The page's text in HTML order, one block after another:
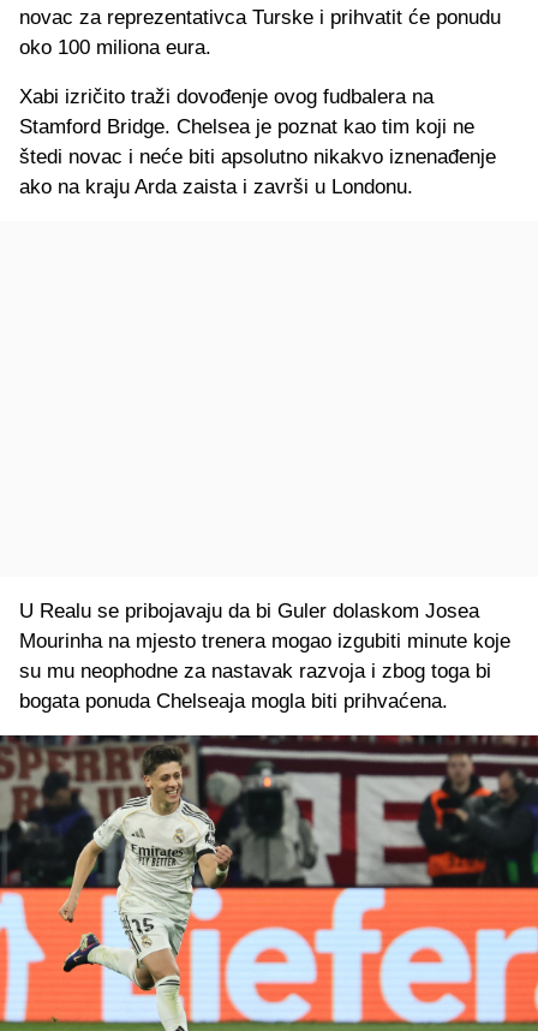
novac za reprezentativca Turske i prihvatit će ponudu
oko 100 miliona eura.
Xabi izričito traži dovođenje ovog fudbalera na
Stamford Bridge. Chelsea je poznat kao tim koji ne
štedi novac i neće biti apsolutno nikakvo iznenađenje
ako na kraju Arda zaista i završi u Londonu.
U Realu se pribojavaju da bi Guler dolaskom Josea
Mourinha na mjesto trenera mogao izgubiti minute koje
su mu neophodne za nastavak razvoja i zbog toga bi
bogata ponuda Chelseaja mogla biti prihvaćena.